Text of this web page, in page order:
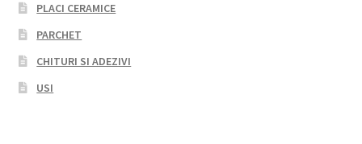
PLACI CERAMICE
PARCHET
CHITURI SI ADEZIVI
USI